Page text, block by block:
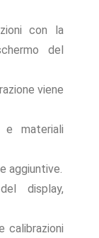
con la
del
viene
e materiali
aggiuntive.
display,
calibrazioni